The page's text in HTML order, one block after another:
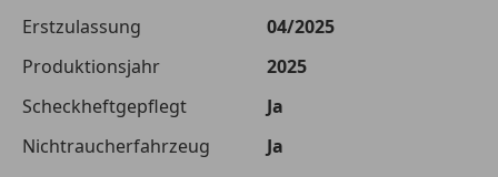
Die tatsächlichen Konditionen sind abhängig von Ihrer Bonität sowie
von der von Ihnen gewählten Bank. Rückzahlungszeitraum 1-10
Jahre. Zinsspanne Sollzinssatz: 2,90% - 14,90%.
Jetzt berechnen
Erstzulassung
04/2025
Produktionsjahr
2025
Scheckheftgepflegt
Ja
Nichtraucherfahrzeug
Ja